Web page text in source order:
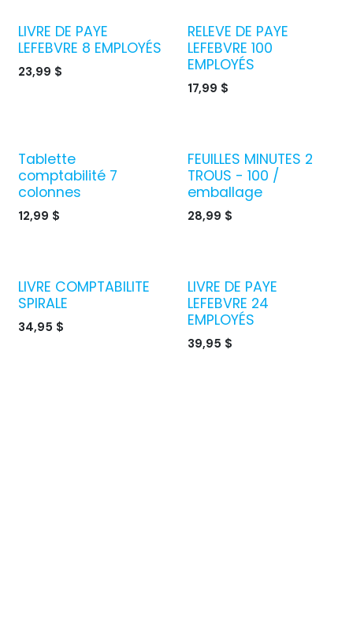
LIVRE DE PAYE
LEFEBVRE 8 EMPLOYÉS
23,99 $
RELEVE DE PAYE
LEFEBVRE 100
EMPLOYÉS
17,99 $
Tablette
comptabilité 7
colonnes
12,99 $
FEUILLES MINUTES 2
TROUS - 100 /
emballage
28,99 $
LIVRE COMPTABILITE
SPIRALE
34,95 $
LIVRE DE PAYE
LEFEBVRE 24
EMPLOYÉS
39,95 $